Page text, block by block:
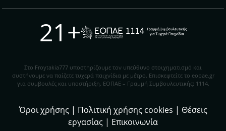
21+
Στο Froytakia777 υποστηρίζουμε τον υπεύθυνο στοιχηματισμό και
συστήνουμε να παίζετε τυχερά παιχνίδια με μέτρο. Eπισκεφτείτε το eopae.gr
για συμβουλές και υποστήριξη. ΕΟΠΑΕ – Γραμμή Συμβουλευτικής: 1114.
Όροι χρήσης | Πολιτική χρήσης cookies | Θέσεις
εργασίας | Επικοινωνία